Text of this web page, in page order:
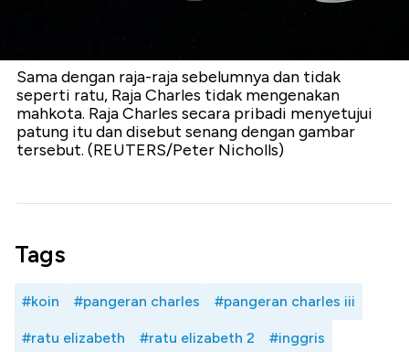
Sama dengan raja-raja sebelumnya dan tidak
seperti ratu, Raja Charles tidak mengenakan
mahkota. Raja Charles secara pribadi menyetujui
patung itu dan disebut senang dengan gambar
tersebut. (REUTERS/Peter Nicholls)
Tags
#koin #pangeran charles #pangeran charles iii
#ratu elizabeth #ratu elizabeth 2 #inggris